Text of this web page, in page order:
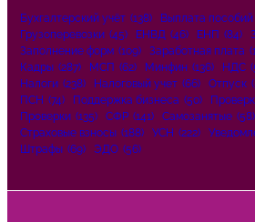
Бухгалтерский учёт (138) Выплата пособий
Грузоперевозки (45) ЕНВД (46) ЕНП (84)
Заполнение форм (109) Заработная плата
Кадры (287) МСП (62) Минфин (136) НДС
Налоги (238) Налоговый учет (66) Отпуск
ПСН (74) Поддержка бизнеса (50)
Проверки (135) СФР (141) Самозанятые (58)
Страховые взносы (188) УСН (222)
Штрафы (69) ЭДО (56)